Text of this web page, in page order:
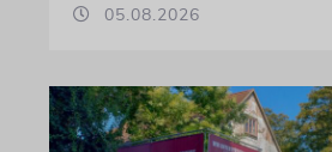
05.08.2026